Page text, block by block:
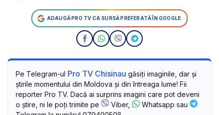
ADAUGĂ PRO TV CA SURSĂ PREFERATĂ ÎN GOOGLE
Pe Telegram-ul Pro TV Chisinau găsiți imaginile, dar și
știrile momentului din Moldova și din întreaga lume! Fii
reporter Pro TV. Dacă ai surprins imagini care pot deveni
o știre, ni le poți trimite pe
Viber,
Whatsapp sau